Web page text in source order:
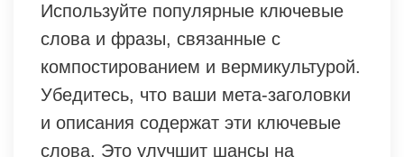
Используйте популярные ключевые
слова и фразы, связанные с
компостированием и вермикультурой.
Убедитесь, что ваши мета-заголовки
и описания содержат эти ключевые
слова. Это улучшит шансы на